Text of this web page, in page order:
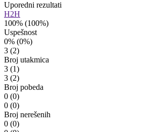
Uporedni rezultati
H2H
100% (100%)
Uspešnost
0% (0%)
3 (2)
Broj utakmica
3 (1)
3 (2)
Broj pobeda
0 (0)
0 (0)
Broj nerešenih
0 (0)